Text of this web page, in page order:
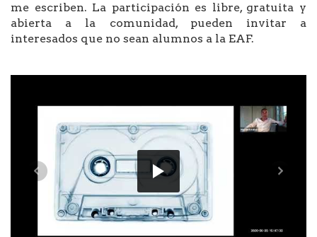
me escriben. La participación es libre, gratuita y
abierta a la comunidad, pueden invitar a
interesados que no sean alumnos a la EAF.